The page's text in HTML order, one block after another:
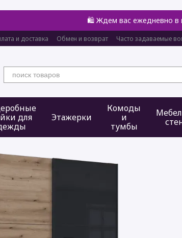
🛍️ Ждем вас ежедневно в
и доставка Обмен и возврат Часто задаваемые
для
Этажерки
Комоды
и
тумбы